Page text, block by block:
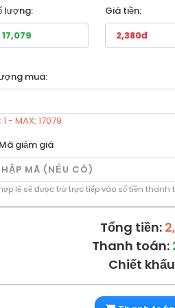
lượng: Giá tiền:
mua:
1 - MAX: 17079
Mã giảm giá
lệ sẽ được trừ trực tiếp vào số tiền thanh
Tổng tiền:
Thanh toán:
Chiết